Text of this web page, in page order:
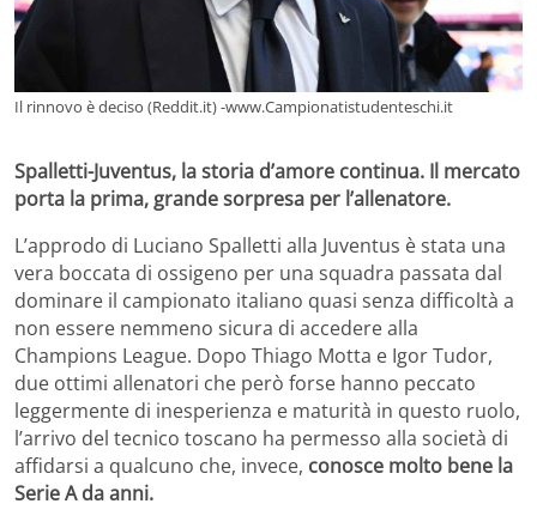
Il rinnovo è deciso (Reddit.it) -www.Campionatistudenteschi.it
Spalletti-Juventus, la storia d’amore continua. Il mercato
porta la prima, grande sorpresa per l’allenatore.
L’approdo di Luciano Spalletti alla Juventus è stata una
vera boccata di ossigeno per una squadra passata dal
dominare il campionato italiano quasi senza difficoltà a
non essere nemmeno sicura di accedere alla
Champions League. Dopo Thiago Motta e Igor Tudor,
due ottimi allenatori che però forse hanno peccato
leggermente di inesperienza e maturità in questo ruolo,
l’arrivo del tecnico toscano ha permesso alla società di
affidarsi a qualcuno che, invece, conosce molto bene la
Serie A da anni.